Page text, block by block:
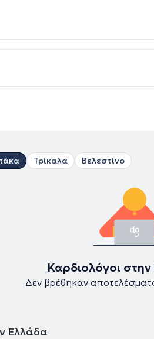
Τρίκαλα Βελεστίνο
Καρδιολόγοι
Δεν βρέθηκαν
Ελλάδα